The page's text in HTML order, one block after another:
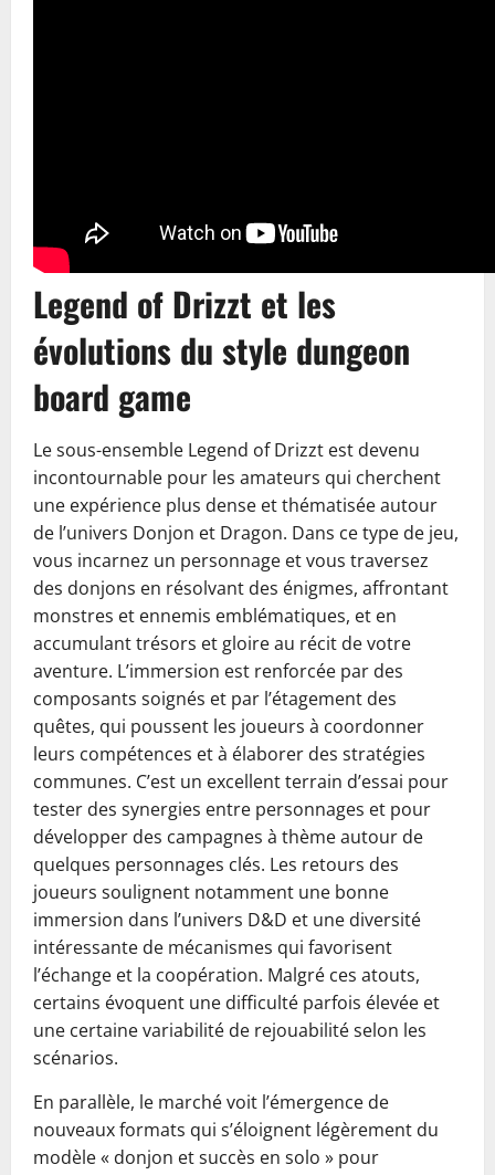
Legend of Drizzt et les
évolutions du style dungeon
board game
Le sous-ensemble Legend of Drizzt est devenu
incontournable pour les amateurs qui cherchent
une expérience plus dense et thématisée autour
de l’univers Donjon et Dragon. Dans ce type de jeu,
vous incarnez un personnage et vous traversez
des donjons en résolvant des énigmes, affrontant
monstres et ennemis emblématiques, et en
accumulant trésors et gloire au récit de votre
aventure. L’immersion est renforcée par des
composants soignés et par l’étagement des
quêtes, qui poussent les joueurs à coordonner
leurs compétences et à élaborer des stratégies
communes. C’est un excellent terrain d’essai pour
tester des synergies entre personnages et pour
développer des campagnes à thème autour de
quelques personnages clés. Les retours des
joueurs soulignent notamment une bonne
immersion dans l’univers D&D et une diversité
intéressante de mécanismes qui favorisent
l’échange et la coopération. Malgré ces atouts,
certains évoquent une difficulté parfois élevée et
une certaine variabilité de rejouabilité selon les
scénarios.
En parallèle, le marché voit l’émergence de
nouveaux formats qui s’éloignent légèrement du
modèle « donjon et succès en solo » pour